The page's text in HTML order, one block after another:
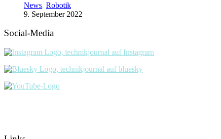
News, Robotik
9. September 2022
Social-Media